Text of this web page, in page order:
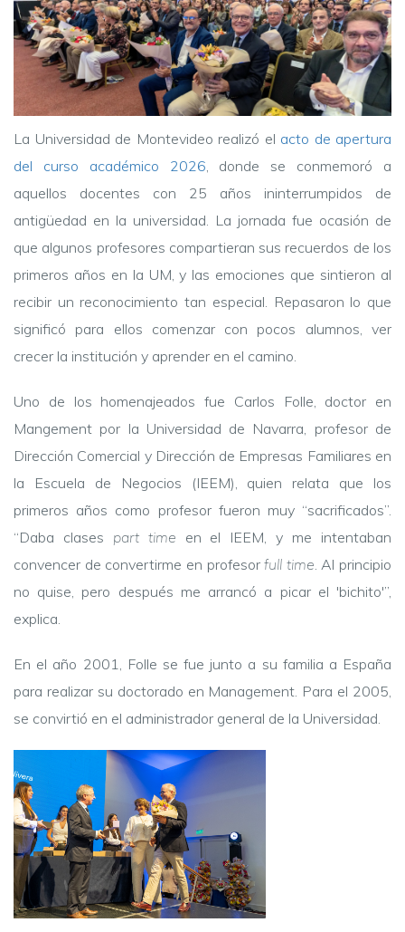
La Universidad de Montevideo realizó el acto de apertura
del curso académico 2026, donde se conmemoró a
aquellos docentes con 25 años ininterrumpidos de
antigüedad en la universidad. La jornada fue ocasión de
que algunos profesores compartieran sus recuerdos de los
primeros años en la UM, y las emociones que sintieron al
recibir un reconocimiento tan especial. Repasaron lo que
significó para ellos comenzar con pocos alumnos, ver
crecer la institución y aprender en el camino.
Uno de los homenajeados fue Carlos Folle, doctor en
Mangement por la Universidad de Navarra, profesor de
Dirección Comercial y Dirección de Empresas Familiares en
la Escuela de Negocios (IEEM), quien relata que los
primeros años como profesor fueron muy “sacrificados”.
“Daba clases part time en el IEEM, y me intentaban
convencer de convertirme en profesorfull time. Al principio
no quise, pero después me arrancó a picar el 'bichito'”,
explica.
En el año 2001, Folle se fue junto a su familia a España
para realizar su doctorado en Management. Para el 2005,
se convirtió en el administrador general de la Universidad.